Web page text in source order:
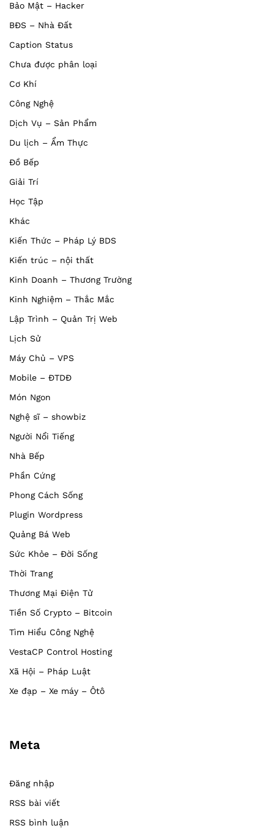
Bảo Mật – Hacker
BĐS – Nhà Đất
Caption Status
Chưa được phân loại
Cơ Khí
Công Nghệ
Dịch Vụ – Sản Phẩm
Du lịch – Ẩm Thực
Đồ Bếp
Giải Trí
Học Tập
Khác
Kiến Thức – Pháp Lý BDS
Kiến trúc – nội thất
Kinh Doanh – Thương Trường
Kinh Nghiệm – Thắc Mắc
Lập Trình – Quản Trị Web
Lịch Sử
Máy Chủ – VPS
Mobile – ĐTDĐ
Món Ngon
Nghệ sĩ – showbiz
Người Nổi Tiếng
Nhà Bếp
Phần Cứng
Phong Cách Sống
Plugin Wordpress
Quảng Bá Web
Sức Khỏe – Đời Sống
Thời Trang
Thương Mại Điện Tử
Tiền Số Crypto – Bitcoin
Tìm Hiểu Công Nghệ
VestaCP Control Hosting
Xã Hội – Pháp Luật
Xe đạp – Xe máy – Ôtô
Meta
Đăng nhập
RSS bài viết
RSS bình luận